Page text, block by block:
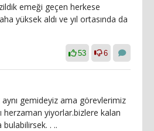
emeği geçen herkese
yüksek aldı ve yıl ortasında da
53 6
gemideyiz ama görevlerimiz
herzaman yiyorlar.bizlere kalan
bulabilirsek. . ..